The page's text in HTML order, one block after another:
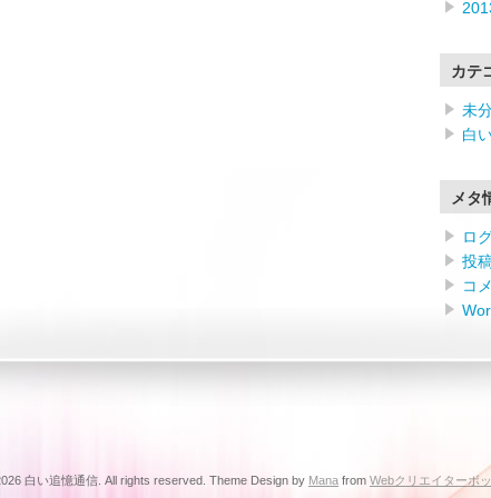
カテ
未
白
メタ
ロ
投
コ
白い追憶通信. All rights reserved. Theme Design by Mana from Webクリエイターボ